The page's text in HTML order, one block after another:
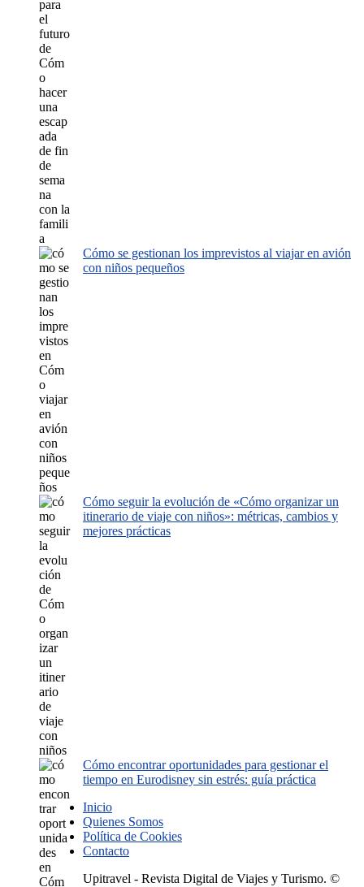
Cómo se gestionan los imprevistos al viajar en avión
con niños pequeños
Cómo seguir la evolución de «Cómo organizar un
itinerario de viaje con niños»: métricas, cambios y
mejores prácticas
Cómo encontrar oportunidades para gestionar el
tiempo en Eurodisney sin estrés: guía práctica
Inicio
Quienes Somos
Política de Cookies
Contacto
Upitravel - Revista Digital de Viajes y Turismo. ©